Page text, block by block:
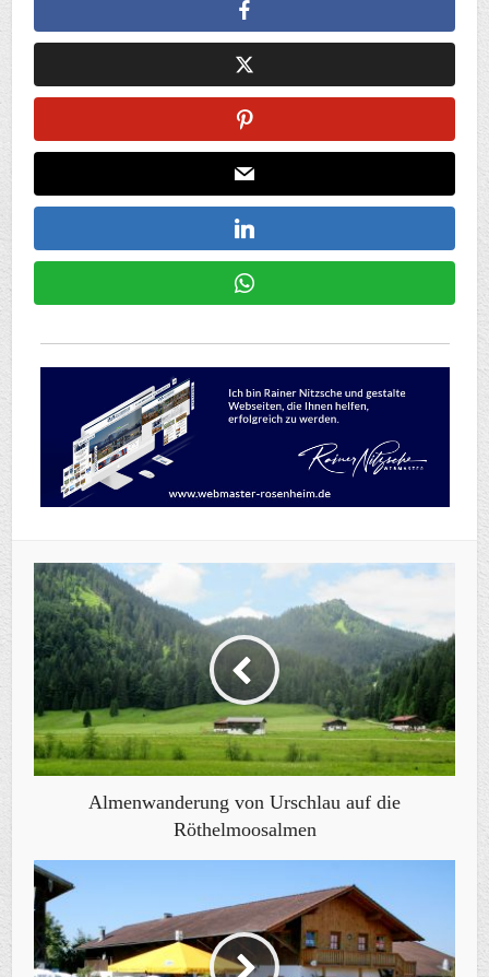
Almenwanderung von Urschlau auf die
Röthelmoosalmen